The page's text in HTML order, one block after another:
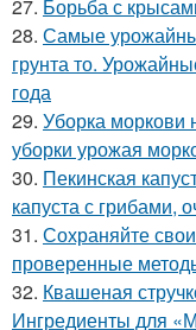
27. Борьба с
28. Самые
грунта то.
года
29. Уборка моркови
уборки урожая
30. Пекинская
капуста с грибами,
31. Сохраняйте
проверенные
32. Квашеная
Ингредиенты для